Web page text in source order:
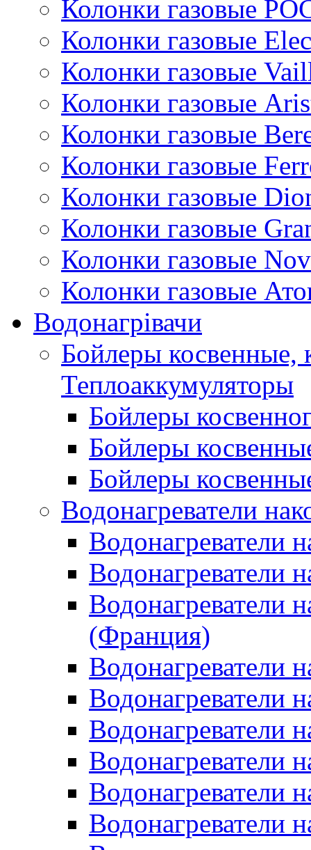
Колонки газовые
Колонки газовые
Колонки газовые
Колонки газовые
Колонки газовые
Колонки газовые
Колонки газовые
Колонки газовые
Колонки газовые
Колонки газовые
Водонагрівачи
Бойлеры косвенные,
Теплоаккумуляторы
Бойлеры
Бойлеры
Бойлеры
Водонагреватели
Водонагреватели
Водонагреватели
Водонагреватели
(Франция)
Водонагреватели
Водонагреватели
Водонагреватели
Водонагреватели
Водонагреватели
Водонагреватели